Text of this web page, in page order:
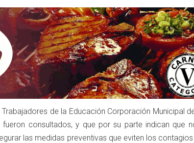
de la Educación Corporación Municipal
fueron consultados, y que por su parte indican que
las medidas preventivas que eviten los